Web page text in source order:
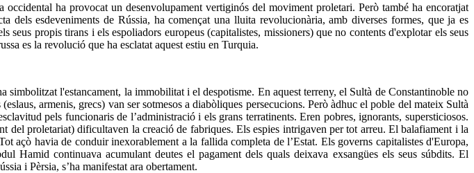
ha provocat un desenvolupament vertiginós del moviment proletari. Però també ha encoratjat
esdeveniments de Rússia, ha començat una lluita revolucionària, amb diverses formes, que ja es
propis tirans i els espoliadors europeus (capitalistes, missioners) que no contents d'explotar els seus
es la revolució que ha esclatat aquest estiu en Turquia.
l'estancament, la immobilitat i el despotisme. En aquest terreny, el Sultà de Constantinoble no
armenis, grecs) van ser sotmesos a diabòliques persecucions. Però àdhuc el poble del mateix Sultà
pels funcionaris de l’administració i els grans terratinents. Eren pobres, ignorants, supersticiosos.
del proletariat) dificultaven la creació de fabriques. Els espies intrigaven per tot arreu. El balafiament i la
açò havia de conduir inexorablement a la fallida completa de l’Estat. Els governs capitalistes d'Europa,
Hamid continuava acumulant deutes el pagament dels quals deixava exsangües els seus súbdits. El
i Pèrsia, s’ha manifestat ara obertament.